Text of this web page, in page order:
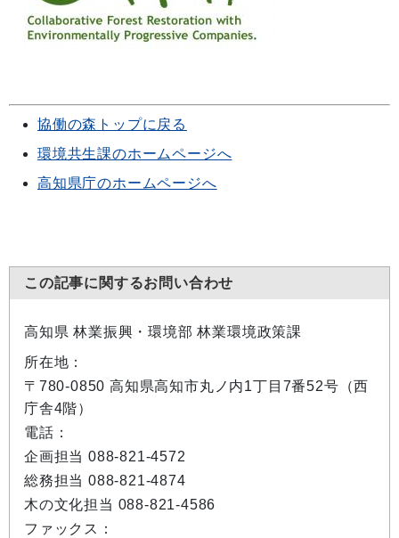
協働の森トップに戻る
環境共生課のホームページへ
高知県庁のホームページへ
この記事に関するお問い合わせ
高知県 林業振興・環境部 林業環境政策課
所在地：
〒780-0850 高知県高知市丸ノ内1丁目7番52号（西
庁舎4階）
電話：
企画担当 088-821-4572
総務担当 088-821-4874
木の文化担当 088-821-4586
ファックス：